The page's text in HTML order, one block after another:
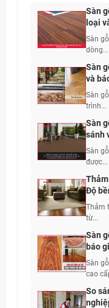
Sàn
loại
Sàn
dòng...
Sàn
và
Sàn
trình...
Sàn
sánh
Sàn
được...
Độ
dụng
Thảm
từ...
Sàn
báo
Sàn
cao
So